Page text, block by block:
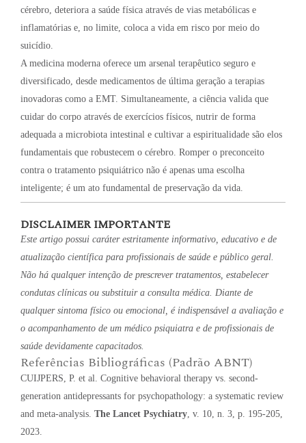
cérebro, deteriora a saúde física através de vias metabólicas e
inflamatórias e, no limite, coloca a vida em risco por meio do
suicídio.
A medicina moderna oferece um arsenal terapêutico seguro e
diversificado, desde medicamentos de última geração a terapias
inovadoras como a EMT. Simultaneamente, a ciência valida que
cuidar do corpo através de exercícios físicos, nutrir de forma
adequada a microbiota intestinal e cultivar a espiritualidade são elos
fundamentais que robustecem o cérebro. Romper o preconceito
contra o tratamento psiquiátrico não é apenas uma escolha
inteligente; é um ato fundamental de preservação da vida.
DISCLAIMER IMPORTANTE
Este artigo possui caráter estritamente informativo, educativo e de
atualização científica para profissionais de saúde e público geral.
Não há qualquer intenção de prescrever tratamentos, estabelecer
condutas clínicas ou substituir a consulta médica. Diante de
qualquer sintoma físico ou emocional, é indispensável a avaliação e
o acompanhamento de um médico psiquiatra e de profissionais de
saúde devidamente capacitados.
Referências Bibliográficas (Padrão ABNT)
CUIJPERS, P. et al. Cognitive behavioral therapy vs. second-
generation antidepressants for psychopathology: a systematic review
and meta-analysis. The Lancet Psychiatry , v. 10, n. 3, p. 195-205,
2023.